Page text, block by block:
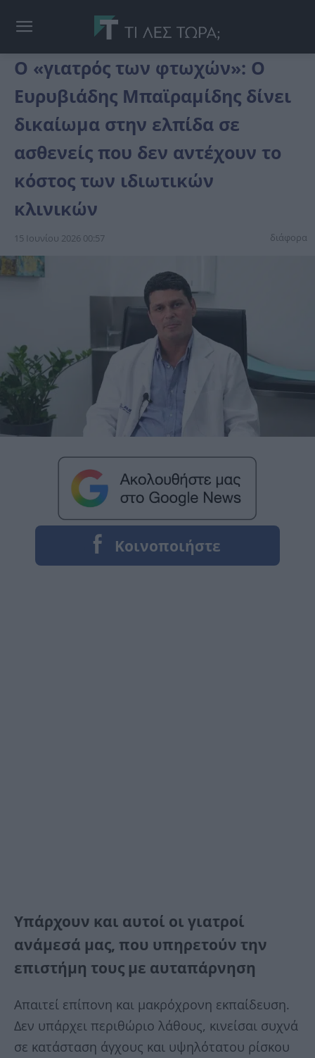
Ο «γιατρός των φτωχών»: Ο
Ευρυβιάδης Μπαϊραμίδης δίνει
δικαίωμα στην ελπίδα σε
ασθενείς που δεν αντέχουν το
κόστος των ιδιωτικών
κλινικών
15 Ιουνίου 2026 00:57 διάφορα
Υπάρχουν και αυτοί οι γιατροί
ανάμεσά μας, που υπηρετούν την
επιστήμη τους με αυταπάρνηση
Aπαιτεί επίπονη και μακρόχρονη εκπαίδευση.
Δεν υπάρχει περιθώριο λάθους, κινείσαι συχνά
σε κατάσταση άγχους και υψηλότατου ρίσκου